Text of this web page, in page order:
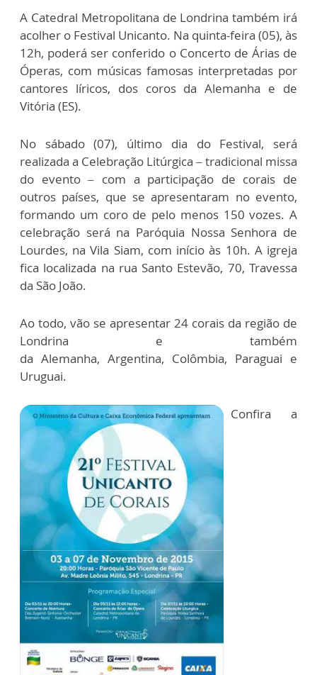
A Catedral Metropolitana de Londrina também irá
acolher o Festival Unicanto. Na quinta-feira (05), às
12h, poderá ser conferido o Concerto de Árias de
Óperas, com músicas famosas interpretadas por
cantores líricos, dos coros da Alemanha e de
Vitória (ES).
No sábado (07), último dia do Festival, será
realizada a Celebração Litúrgica – tradicional missa
do evento – com a participação de corais de
outros países, que se apresentaram no evento,
formando um coro de pelo menos 150 vozes. A
celebração será na Paróquia Nossa Senhora de
Lourdes, na Vila Siam, com início às 10h. A igreja
fica localizada na rua Santo Estevão, 70, Travessa
da São João.
Ao todo, vão se apresentar 24 corais da região de
Londrina e também
da Alemanha, Argentina, Colômbia, Paraguai e
Uruguai.
Confira a